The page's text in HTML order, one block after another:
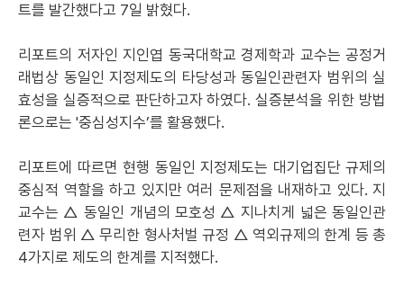
트를 발간했다고 7일 밝혔다.
리포트의 저자인 지인엽 동국대학교 경제학과 교수는 공정거
래법상 동일인 지정제도의 타당성과 동일인관련자 범위의 실
효성을 실증적으로 판단하고자 하였다. 실증분석을 위한 방법
론으로는 '중심성지수’를 활용했다.
리포트에 따르면 현행 동일인 지정제도는 대기업집단 규제의
중심적 역할을 하고 있지만 여러 문제점을 내재하고 있다. 지
교수는 △ 동일인 개념의 모호성 △ 지나치게 넓은 동일인관
련자 범위 △ 무리한 형사처벌 규정 △ 역외규제의 한계 등 총
4가지로 제도의 한계를 지적했다.